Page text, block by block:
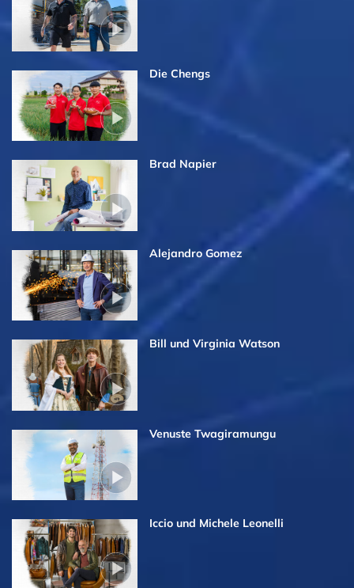
Die Chengs
Brad Napier
Alejandro Gomez
Bill und Virginia Watson
Venuste Twagiramungu
Iccio und Michele Leonelli